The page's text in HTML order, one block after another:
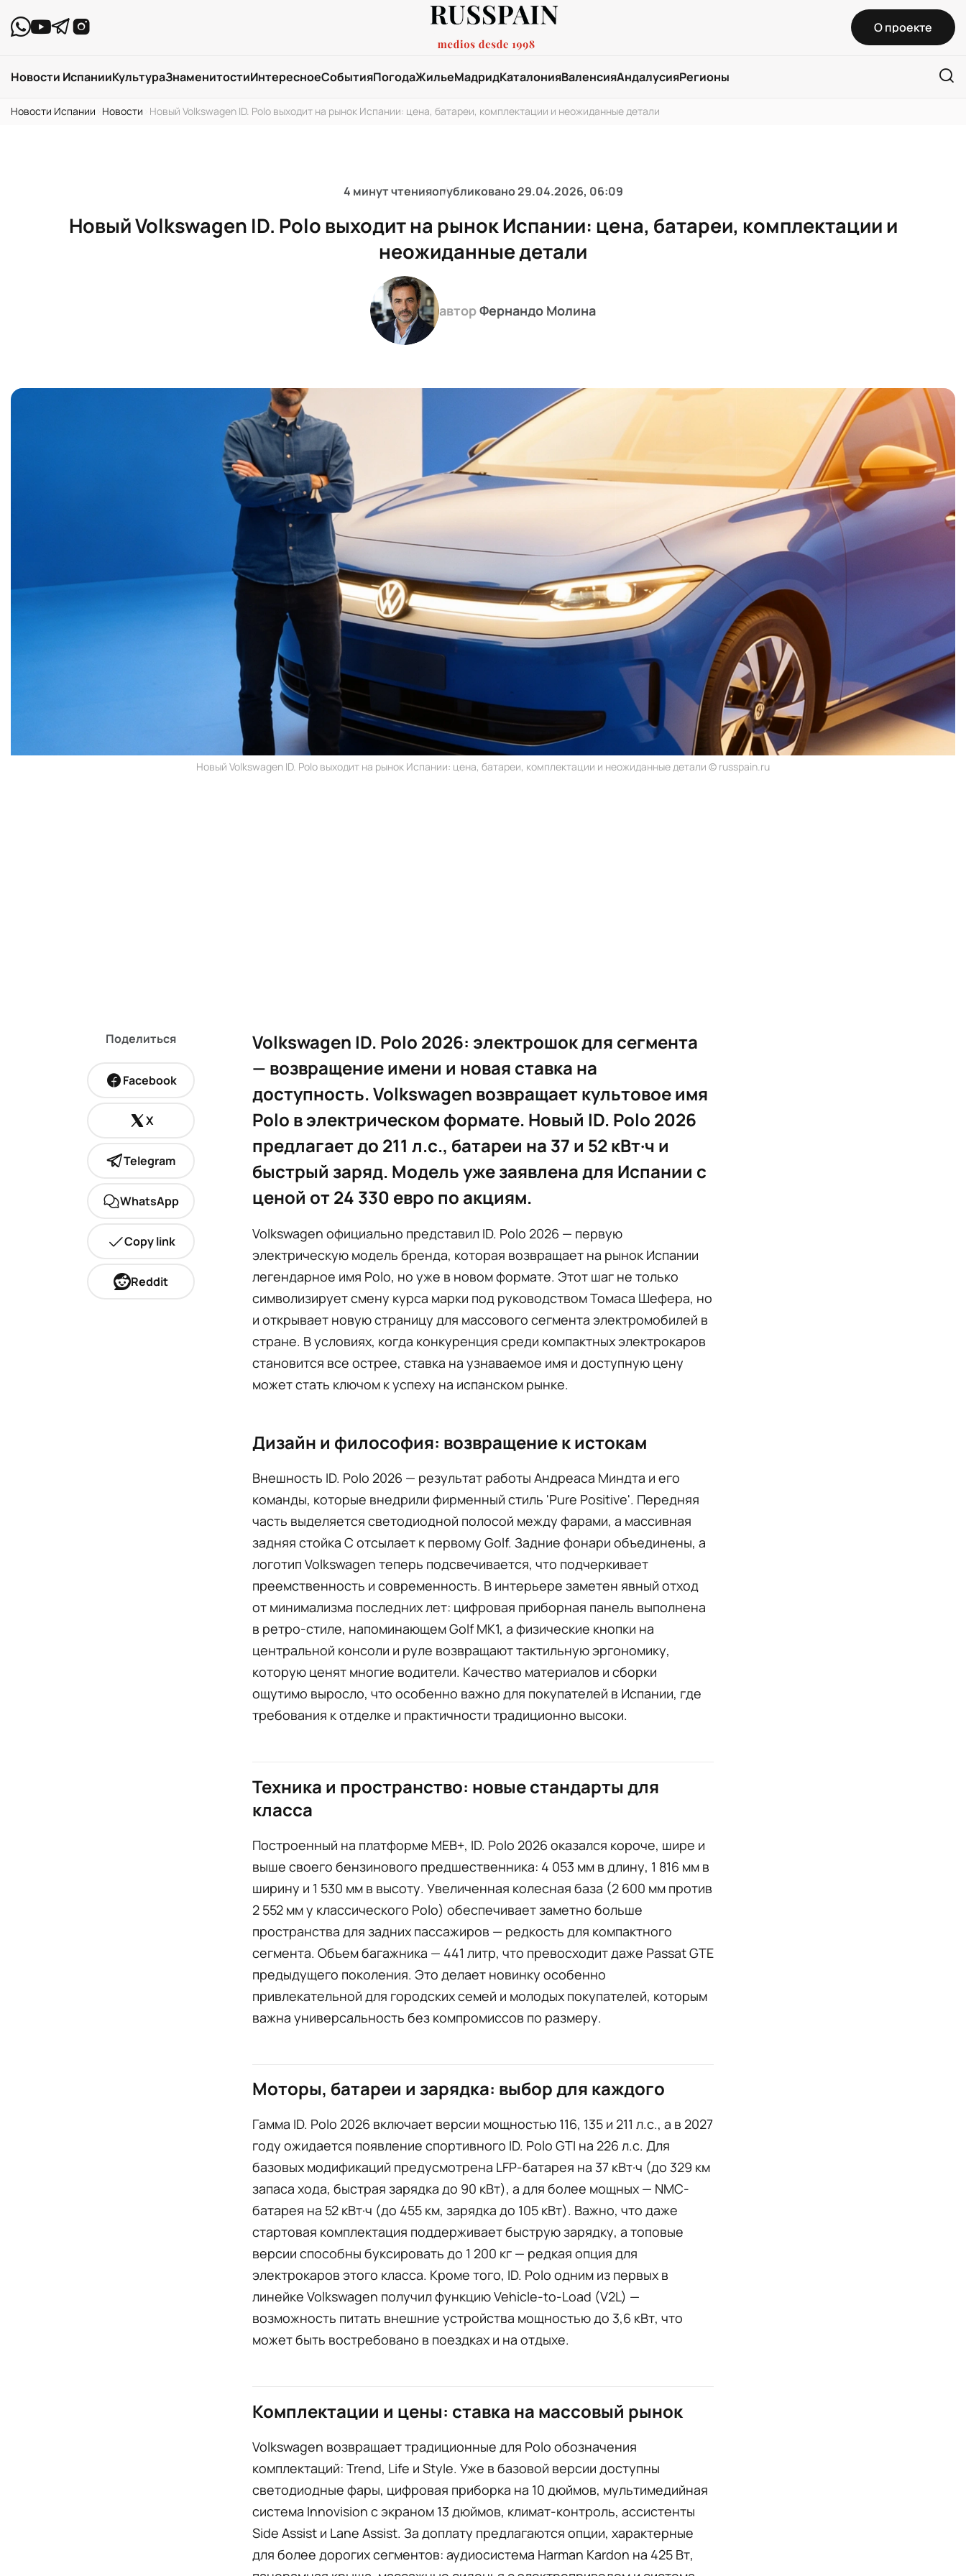
О проекте
Новости ИспанииКультураЗнаменитостиИнтересноеСобытияПогодаЖильеМадридКаталонияВаленсияАндалусияРегионы
Новости Испании Новости Новый Volkswagen ID. Polo выходит на рынок Испании: цена, батареи, комплектации и неожиданные детали
4 минут чтенияопубликовано29.04.2026, 06:09
Новый Volkswagen ID. Polo выходит на рынок Испании: цена, батареи, комплектации и
неожиданные детали
авторФернандо Молина
Новый Volkswagen ID. Polo выходит на рынок Испании: цена, батареи, комплектации и неожиданные детали © russpain.ru
Поделиться
Facebook
X
Telegram
WhatsApp
Copy link
Reddit
Volkswagen ID. Polo 2026: электрошок для сегмента
— возвращение имени и новая ставка на
доступность. Volkswagen возвращает культовое имя
Polo в электрическом формате. Новый ID. Polo 2026
предлагает до 211 л.с., батареи на 37 и 52 кВт·ч и
быстрый заряд. Модель уже заявлена для Испании с
ценой от 24 330 евро по акциям.
Volkswagen официально представил ID. Polo 2026 — первую
электрическую модель бренда, которая возвращает на рынок Испании
легендарное имя Polo, но уже в новом формате. Этот шаг не только
символизирует смену курса марки под руководством Томаса Шефера, но
и открывает новую страницу для массового сегмента электромобилей в
стране. В условиях, когда конкуренция среди компактных электрокаров
становится все острее, ставка на узнаваемое имя и доступную цену
может стать ключом к успеху на испанском рынке.
Дизайн и философия: возвращение к истокам
Внешность ID. Polo 2026 — результат работы Андреаса Миндта и его
команды, которые внедрили фирменный стиль 'Pure Positive'. Передняя
часть выделяется светодиодной полосой между фарами, а массивная
задняя стойка С отсылает к первому Golf. Задние фонари объединены, а
логотип Volkswagen теперь подсвечивается, что подчеркивает
преемственность и современность. В интерьере заметен явный отход
от минимализма последних лет: цифровая приборная панель выполнена
в ретро-стиле, напоминающем Golf MK1, а физические кнопки на
центральной консоли и руле возвращают тактильную эргономику,
которую ценят многие водители. Качество материалов и сборки
ощутимо выросло, что особенно важно для покупателей в Испании, где
требования к отделке и практичности традиционно высоки.
Техника и пространство: новые стандарты для
класса
Построенный на платформе MEB+, ID. Polo 2026 оказался короче, шире и
выше своего бензинового предшественника: 4 053 мм в длину, 1 816 мм в
ширину и 1 530 мм в высоту. Увеличенная колесная база (2 600 мм против
2 552 мм у классического Polo) обеспечивает заметно больше
пространства для задних пассажиров — редкость для компактного
сегмента. Объем багажника — 441 литр, что превосходит даже Passat GTE
предыдущего поколения. Это делает новинку особенно
привлекательной для городских семей и молодых покупателей, которым
важна универсальность без компромиссов по размеру.
Моторы, батареи и зарядка: выбор для каждого
Гамма ID. Polo 2026 включает версии мощностью 116, 135 и 211 л.с., а в 2027
году ожидается появление спортивного ID. Polo GTI на 226 л.с. Для
базовых модификаций предусмотрена LFP-батарея на 37 кВт·ч (до 329 км
запаса хода, быстрая зарядка до 90 кВт), а для более мощных — NMC-
батарея на 52 кВт·ч (до 455 км, зарядка до 105 кВт). Важно, что даже
стартовая комплектация поддерживает быструю зарядку, а топовые
версии способны буксировать до 1 200 кг — редкая опция для
электрокаров этого класса. Кроме того, ID. Polo одним из первых в
линейке Volkswagen получил функцию Vehicle-to-Load (V2L) —
возможность питать внешние устройства мощностью до 3,6 кВт, что
может быть востребовано в поездках и на отдыхе.
Комплектации и цены: ставка на массовый рынок
Volkswagen возвращает традиционные для Polo обозначения
комплектаций: Trend, Life и Style. Уже в базовой версии доступны
светодиодные фары, цифровая приборка на 10 дюймов, мультимедийная
система Innovision с экраном 13 дюймов, климат-контроль, ассистенты
Side Assist и Lane Assist. За доплату предлагаются опции, характерные
для более дорогих сегментов: аудиосистема Harman Kardon на 425 Вт,